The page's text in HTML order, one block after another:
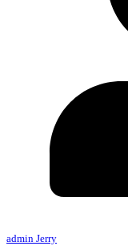
admin Jerry